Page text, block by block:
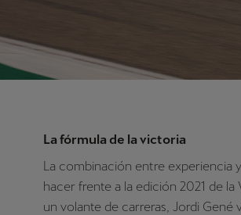
La fórmula de la victoria
La combinación entre experiencia
hacer frente a la edición 2021 de
un volante de carreras, Jordi Gené